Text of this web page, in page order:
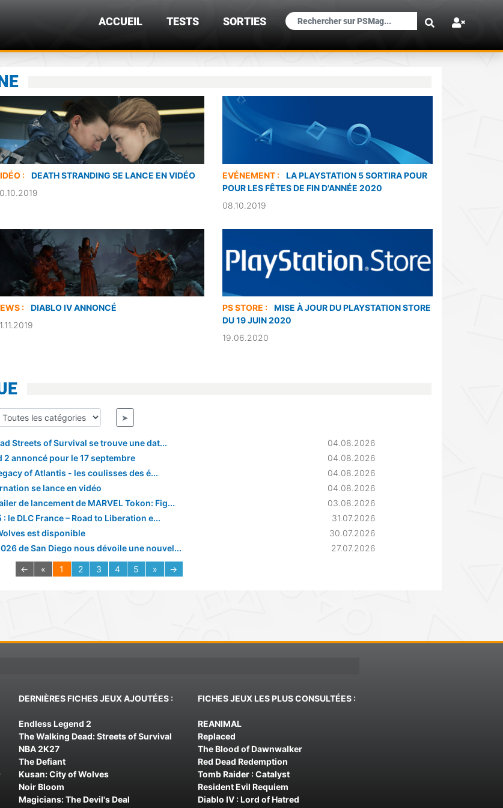
×
ACCUEIL TESTS SORTIES
:
DEATH STRANDING SE LANCE EN VIDÉO
EVÉNEMENT :
LA PLAYSTATION 5 SORTIRA POUR
POUR LES FÊTES DE FIN D'ANNÉE 2020
08.10.2019
:
DIABLO IV ANNONCÉ
PS STORE :
MISE À JOUR DU PLAYSTATION STORE
DU 19 JUIN 2020
19.06.2020
➤
Streets of Survival se trouve une dat...
04.08.2026
2 annoncé pour le 17 septembre
04.08.2026
of Atlantis - les coulisses des é...
04.08.2026
se lance en vidéo
04.08.2026
de lancement de MARVEL Tokon: Fig...
03.08.2026
le DLC France – Road to Liberation e...
31.07.2026
est disponible
30.07.2026
de San Diego nous dévoile une nouvel... 27.07.2026
← « 1 2 3 4 5 » →
DERNIÈRES FICHES JEUX AJOUTÉES :
Endless Legend 2
The Walking Dead: Streets of Survival
NBA 2K27
The Defiant
Kusan: City of Wolves
Noir Bloom
Magicians: The Devil's Deal
FICHES JEUX LES PLUS CONSULTÉES :
REANIMAL
Replaced
The Blood of Dawnwalker
Red Dead Redemption
Tomb Raider : Catalyst
Resident Evil Requiem
Diablo IV : Lord of Hatred